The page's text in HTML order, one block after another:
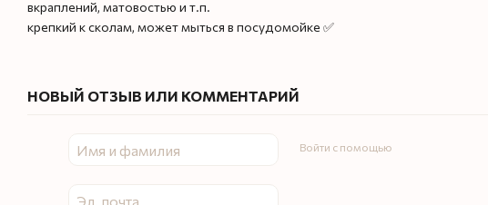
вкраплений, матовостью и т.п.
крепкий к сколам, может мыться в посудомойке ✅
НОВЫЙ ОТЗЫВ ИЛИ КОММЕНТАРИЙ
Войти с помощью